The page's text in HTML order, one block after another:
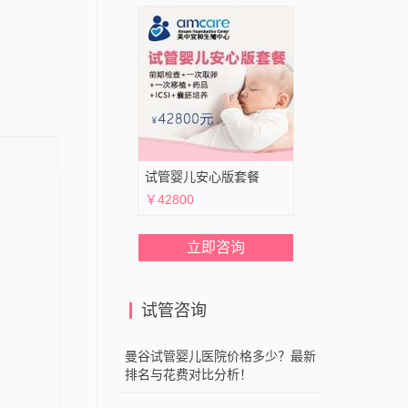
试管婴儿安心版套餐
￥42800
立即咨询
试管咨询
曼谷试管婴儿医院价格多少？最新
排名与花费对比分析！